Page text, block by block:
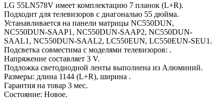
LG 55LN578V имеет комплектацию 7 планок (L+R).
Подходит для телевизоров с диагональю 55 дюйма.
Устанавливается на панели матрицы NC550DUN,
NC550DUN-SAAP1, NC550DUN-SAAP2, NC550DUN-
SAAL1, NC550DUN-SAAL2, LC550EUN, LC550EUN-SEU1.
Подсветка совместима с моделями телевизоров: .
Напряжение составляет 3 V.
Подложка светодиодной ленты выполнена из Алюминий.
Размеры: длина 1144 (L+R), ширина .
Гарантия на товар 3 мес.
Состояние: Новое.